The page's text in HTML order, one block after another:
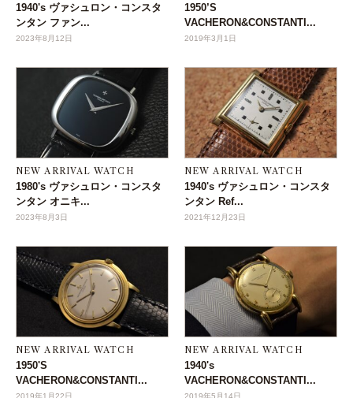
1940's ヴァシュロン・コンスタ
ンタン ファン...
2023年8月12日
1950’S
VACHERON&CONSTANTI...
2019年3月1日
NEW ARRIVAL WATCH
1980's ヴァシュロン・コンスタ
ンタン オニキ...
2023年8月3日
NEW ARRIVAL WATCH
1940's ヴァシュロン・コンスタ
ンタン Ref...
2021年12月23日
NEW ARRIVAL WATCH
1950'S
VACHERON&CONSTANTI...
2019年1月22日
NEW ARRIVAL WATCH
1940's
VACHERON&CONSTANTI...
2019年5月14日